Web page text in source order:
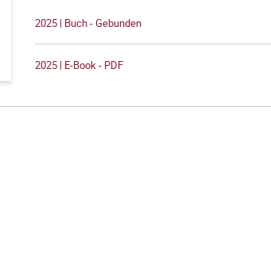
2025 | Buch - Gebunden
2025 | E-Book - PDF